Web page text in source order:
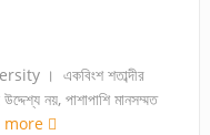
। একবিংশ শতাব্দীর
নয়, পাশাপাশি মানসম্মত
more